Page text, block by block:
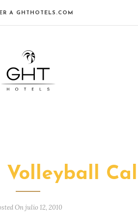
A GHTHOTELS.COM
Volleyball
On julio 12, 2010